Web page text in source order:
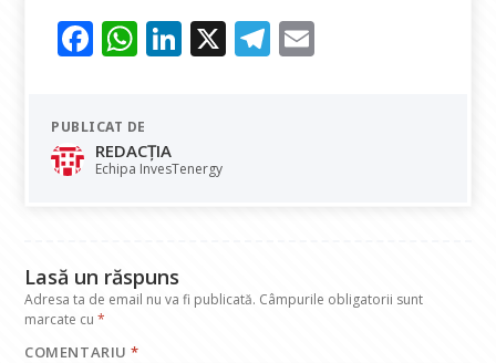
F
e
b
o
W
at
s
A
Li
dI
X T
PUBLICAT DE
REDACȚIA
Echipa InvesTenergy
Lasă un răspuns
Adresa ta de email nu va fi publicată. Câmpurile obligatorii sunt
marcate cu*
COMENTARIU*